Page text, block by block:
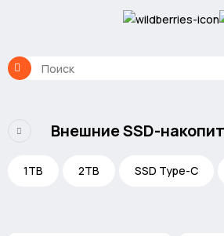
Внешние SSD-
1TB 2TB SSD Type-C